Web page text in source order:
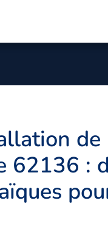
de
62136 :